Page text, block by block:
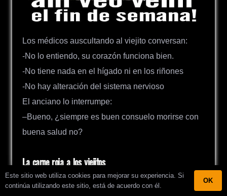
Los médicos auscultando al viejito conversan:
-No lo entiendo, su corazón funciona bien.
-No tiene nada en el hígado ni en los riñones
-No hay alteración del sistema nervioso
El anciano lo interrumpe:
–Bueno, ¿siempre es buen consuelo morirse con
buena salud no?
La carne roja a los viejitos
-Vieja, tengo prohibida la carne roja.
Este sitio web utiliza cookies para mejorar su experiencia. Si
continúa utilizando este sitio, está de acuerdo con él.
OK